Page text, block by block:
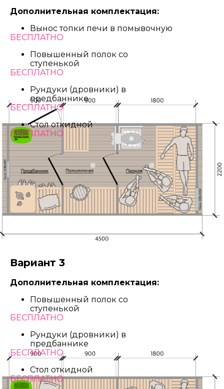
Дополнительная комплектация:
Вынос топки печи в помывочную
БЕСПЛАТНО
Повышенный полок со
ступенькой
БЕСПЛАТНО
Рундуки (дровники) в
предбаннике
БЕСПЛАТНО
Стол откидной
БЕСПЛАТНО
Вариант 3
Дополнительная комплектация:
Повышенный полок со
ступенькой
БЕСПЛАТНО
Рундуки (дровники) в
предбаннике
БЕСПЛАТНО
Стол откидной
БЕСПЛАТНО